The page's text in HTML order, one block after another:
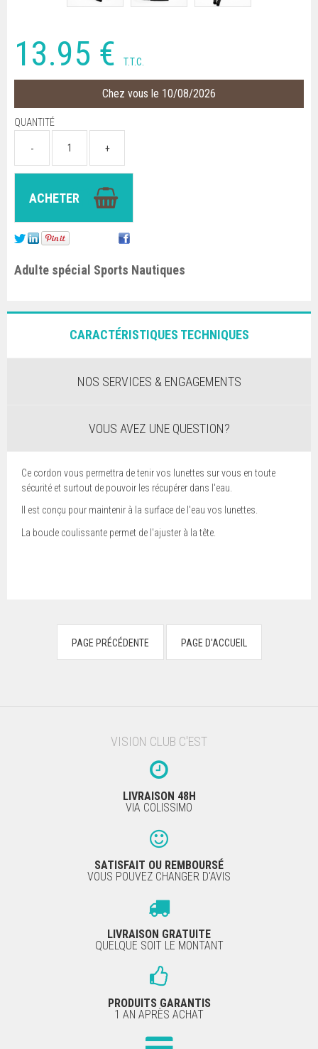
13.95 € T.T.C.
Chez vous le 10/08/2026
QUANTITÉ
Adulte spécial Sports Nautiques
CARACTÉRISTIQUES TECHNIQUES
NOS SERVICES & ENGAGEMENTS
VOUS AVEZ UNE QUESTION?
Ce cordon vous permettra de tenir vos lunettes sur vous en toute
sécurité et surtout de pouvoir les récupérer dans l'eau.
Il est conçu pour maintenir à la surface de l'eau vos lunettes.
La boucle coulissante permet de l'ajuster à la tête.
VISION CLUB C'EST
LIVRAISON 48H
VIA COLISSIMO
SATISFAIT OU REMBOURSÉ
VOUS POUVEZ CHANGER D'AVIS
LIVRAISON GRATUITE
QUELQUE SOIT LE MONTANT
PRODUITS GARANTIS
1 AN APRÈS ACHAT